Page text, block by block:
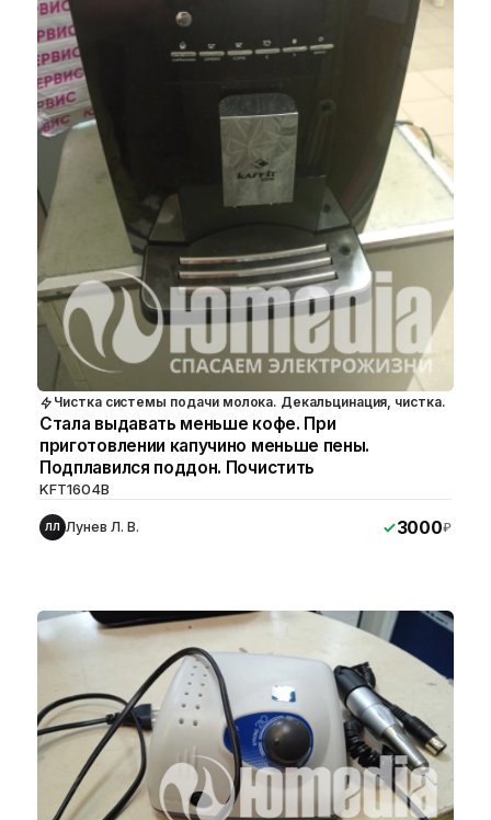
Чистка системы подачи молока. Декальцинация, чистка.
Стала выдавать меньше кофе. При
приготовлении капучино меньше пены.
Подплавился поддон. Почистить
KFT1604B
ЛЛ Лунев Л. В. 3000₽